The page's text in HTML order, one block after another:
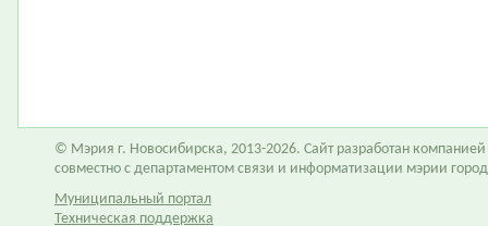
© Мэрия г. Новосибирска, 2013-2026. Сайт разработан компанией
совместно с департаментом связи и информатизации мэрии
Муниципальный портал
Техническая поддержка